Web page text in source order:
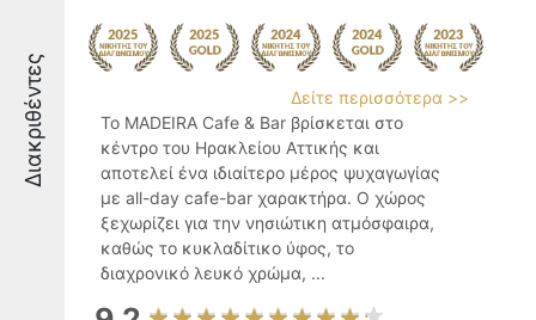
Διακριθέντες
Δείτε περισσότερα >>
Το MADEIRA Cafe & Bar βρίσκεται στο
κέντρο του Ηρακλείου Αττικής και
αποτελεί ένα ιδιαίτερο μέρος ψυχαγωγίας
με all-day cafe-bar χαρακτήρα. Ο χώρος
ξεχωρίζει για την νησιώτικη ατμόσφαιρα,
καθώς το κυκλαδίτικο ύφος, το
διαχρονικό λευκό χρώμα, ...